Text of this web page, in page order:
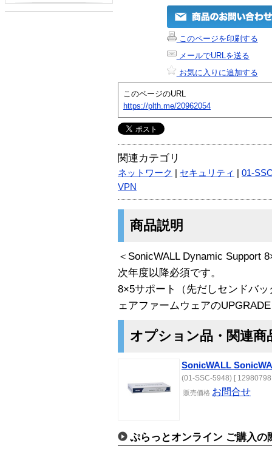
このページを印刷する
メールでURLを送る
お気に入りに追加する
このページのURL
https://plth.me/20962054
関連カテゴリ
ネットワーク セキュリティ
01-
VPN
商品説明
＜SonicWALL Dynamic Support
次年度以降必須です。
8×5サポート（先だしセンドバ
ェアファームウェアの
オプション品・関連商
SonicWALL
(01-SSC-5948) [
販売価格 お問合せ
ぷらっとオンライン ご購入の